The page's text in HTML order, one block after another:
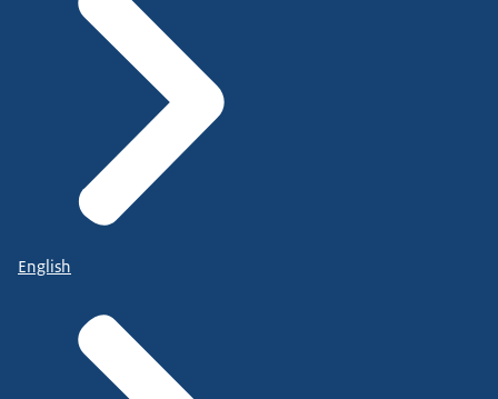
English